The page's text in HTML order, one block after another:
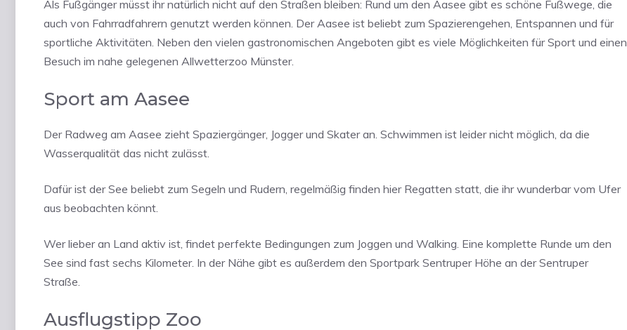
Als Fußgänger müsst ihr natürlich nicht auf den Straßen bleiben: Rund um den Aasee gibt es schöne Fußwege, die
auch von Fahrradfahrern genutzt werden können. Der Aasee ist beliebt zum Spazierengehen, Entspannen und für
sportliche Aktivitäten. Neben den vielen gastronomischen Angeboten gibt es viele Möglichkeiten für Sport und einen
Besuch im nahe gelegenen Allwetterzoo Münster.
Sport am Aasee
Der Radweg am Aasee zieht Spaziergänger, Jogger und Skater an. Schwimmen ist leider nicht möglich, da die
Wasserqualität das nicht zulässt.
Dafür ist der See beliebt zum Segeln und Rudern, regelmäßig finden hier Regatten statt, die ihr wunderbar vom Ufer
aus beobachten könnt.
Wer lieber an Land aktiv ist, findet perfekte Bedingungen zum Joggen und Walking. Eine komplette Runde um den
See sind fast sechs Kilometer. In der Nähe gibt es außerdem den Sportpark Sentruper Höhe an der Sentruper
Straße.
Ausflugstipp Zoo